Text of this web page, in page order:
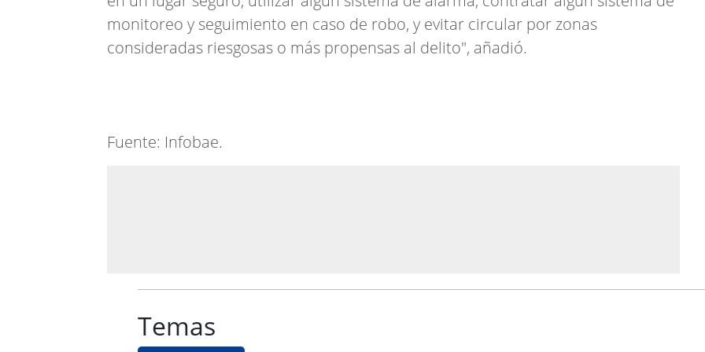
monitoreo y seguimiento en caso de robo, y evitar circular por zonas
consideradas riesgosas o más propensas al delito", añadió.
Fuente: Infobae.
Temas